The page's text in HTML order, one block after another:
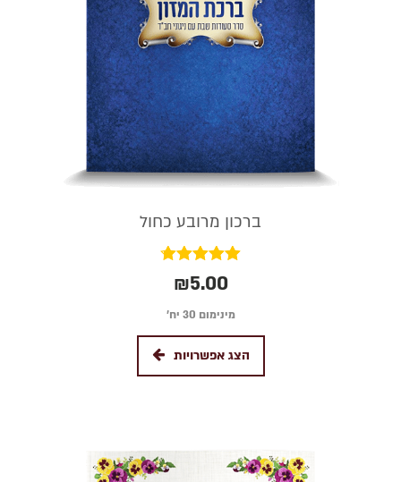
ברכון מרובע כחול
דורג
4.75
₪5.00
מינימום 30 יח׳
הצג אפשרויות